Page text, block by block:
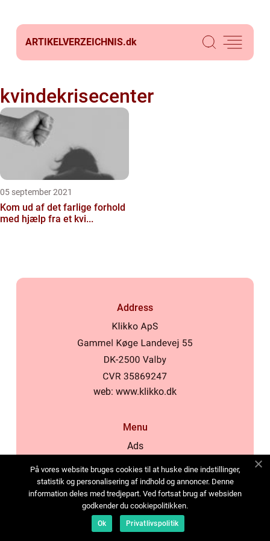
ARTIKELVERZEICHNIS.dk
kvindekrisecenter
05 september 2021
Kom ud af det farlige forhold
med hjælp fra et kvi...
Address
web: www.klikko.dk
Menu
Ads
Cookies
Contact
Sitemap
På vores website bruges cookies til at huske dine indstillinger,
statistik og personalisering af indhold og annoncer. Denne
information deles med tredjepart. Ved fortsat brug af websiden
godkender du cookiepolitikken.
Ok Privatlivspolitik